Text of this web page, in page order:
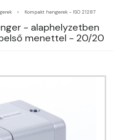
Kompakt hengerek - ISO 21287
- alaphelyzetben
menettel - 20/20